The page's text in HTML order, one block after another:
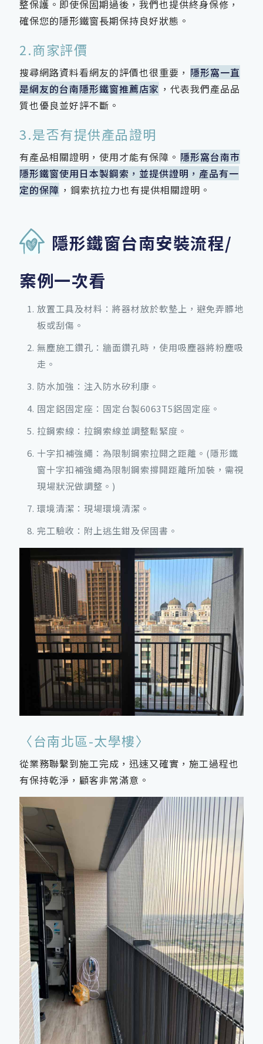
整保護。即使保固期過後，我們也提供終身保修，
確保您的隱形鐵窗長期保持良好狀態。
2.商家評價
搜尋網路資料看網友的評價也很重要， 隱形窩一直
是網友的台南隱形鐵窗推薦店家 ，代表我們產品品
質也優良並好評不斷。
3.是否有提供產品證明
有產品相關證明，使用才能有保障。 隱形窩台南市
隱形鐵窗使用日本製鋼索，並提供證明，產品有一
定的保障 ，鋼索抗拉力也有提供相關證明。
隱形鐵窗台南安裝流程/
案例一次看
放置工具及材料：將器材放於軟墊上，避免弄髒地
板或刮傷。
無塵施工鑽孔：牆面鑽孔時，使用吸塵器將粉塵吸
走。
防水加強：注入防水矽利康。
固定鋁固定座：固定台製6063T5鋁固定座。
拉鋼索線：拉鋼索線並調整鬆緊度。
十字扣補強繩：為限制鋼索拉開之距離。(隱形鐵
窗十字扣補強繩為限制鋼索撐開距離所加裝，需視
現場狀況做調整。)
環境清潔：現場環境清潔。
完工驗收：附上逃生鉗及保固書。
〈台南北區-太學樓〉
從業務聯繫到施工完成，迅速又確實，施工過程也
有保持乾淨，顧客非常滿意。